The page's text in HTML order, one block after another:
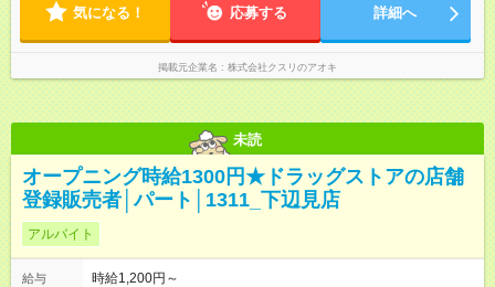
気になる！ 応募する 詳細へ
掲載元企業名 株式会社クスリのアオキ
未読
オープニング時給1300円★ドラッグストアの店舗
登録販売者│パート│1311_下辺見店
アルバイト
給与
時給1,200円～